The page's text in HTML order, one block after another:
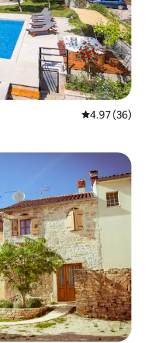
レビュー36
4.97 (36)